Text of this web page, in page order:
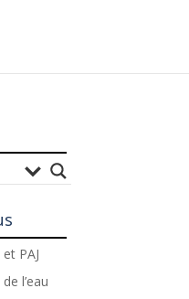
PAJ
l’eau